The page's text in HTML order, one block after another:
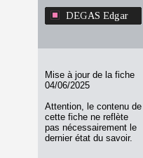
DEGAS Edgar
Mise à jour de la fiche
04/06/2025
Attention, le contenu de
cette fiche ne reflète
pas nécessairement le
dernier état du savoir.